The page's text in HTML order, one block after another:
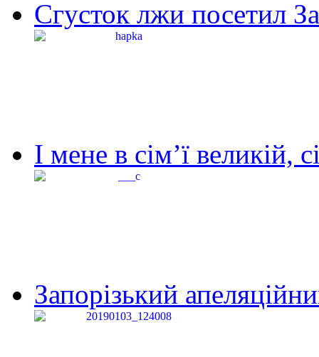
Сгусток лжи посетил
І мене в сім’ї великій,
Запорізький